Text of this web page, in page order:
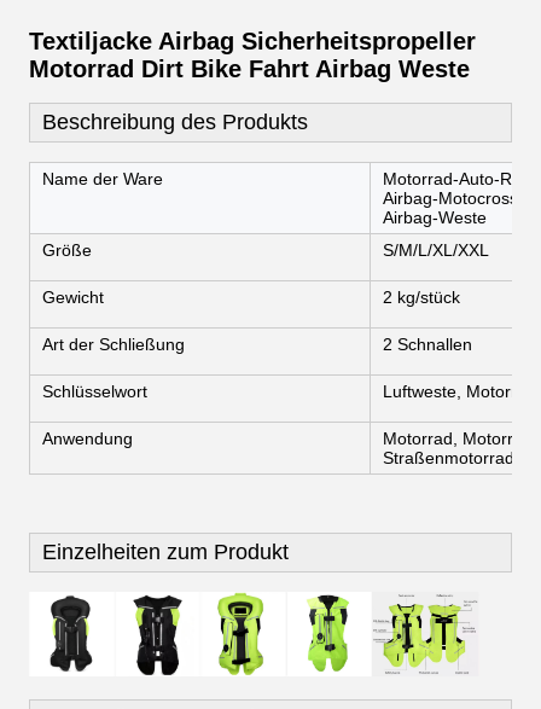
Textiljacke Airbag Sicherheitspropeller
Motorrad Dirt Bike Fahrt Airbag Weste
Beschreibung des Produkts
Name der Ware
Motorrad-Auto-
Airbag-Motocross-
Airbag-Weste
Größe
S/M/L/XL/XXL
Gewicht 2 kg/stück
Art der Schließung 2 Schnallen
Schlüsselwort Luftweste,
Anwendung
Motorrad,
Straßenmotorrad
Einzelheiten zum Produkt